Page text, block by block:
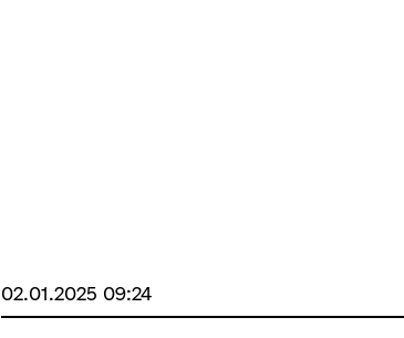
02.01.2025 09:24